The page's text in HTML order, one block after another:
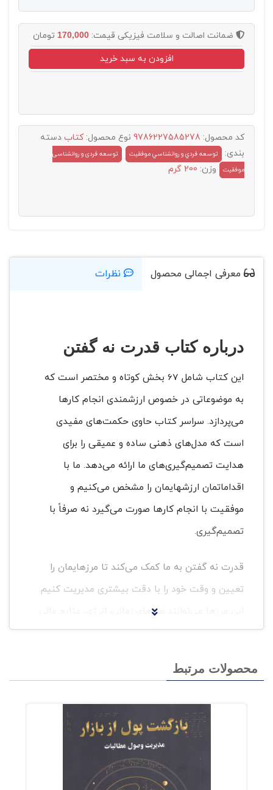
ضمانت اصالت و سلامت فیزیکی قیمت: 170,000 تومان
افزودن به سبد خرید
کد محصول: 9786227585278 نوع محصول:کتاب دسته
بندی:
توسعه فردي و روانشناسي موفقيت
توسعه فردی و روانشناسی
موفقیت
وزن: 200 گرم
معرفی اجمالی محصول نظرات
درباره کتاب قدرت نه گفتن
این کتاب شامل 67 بخش کوتاه و مختصر است که
به موضوعاتی در خصوص ارزشمندی انجام کارها
می‌پردازد. سراسر کتاب حاوی حکمت‌های مفیدی
است که مدل‌های ذهنی ساده و عمیقی را برای
هدایت تصمیم‌گیری‌های ما ارائه می‌دهد. ما با
اقداماتمان ارزشهایمان را مشخص می‌کنیم و
موفقیت با انجام کارها صورت می‌گیرد نه صرفاً با
تصمیم‌گیری.
قدرت نه گفتن به ما کمک می‌کند تا مرزهایمان را
تعیین و وقت خود را با دقت بیشتری مدیریت کنیم.
این مرزها می‌توانند مرزهای زمانی، انرژی، منابع مالی
و حتی روابط اجتماعی ما باشند. وقتی به
نفسمان را تقویت می‌کنیم و فقط به کارهایی که
درک سیورز کارآفرین، بلاگر و نویسنده‌ی آمریکایی
است که در کتاب «قدرت نه گفتن» تلاش کرده تا
دستورالعملی را برای انتخاب کارهایی که ارزش انجام
محصولات مرتبط